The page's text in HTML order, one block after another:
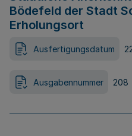
Bödefeld der Stadt
Erholungsort
Ausfertigungsdatum
Ausgabennummer 208